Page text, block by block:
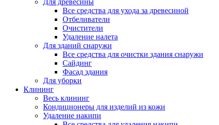
Для древесины
Все средства для ухода за древесиной
Отбеливатели
Очистители
Удаление налета
Для зданий снаружи
Все средства для очистки здания снаружи
Сайдинг
Фасад здания
Для уборки
Клининг
Весь клининг
Кондиционеры для изделий из кожи
Удаление накипи